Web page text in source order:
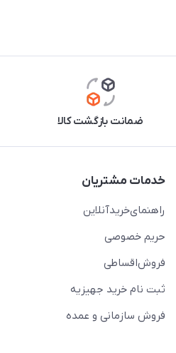
ضمانت بازگشت کالا
خدمات مشتریان
راهنمای‌خرید‌آنلاین
حریم خصوصی
فروش‌اقساطی
ثبت نام خرید جهیزیه
فروش سازمانی و عمده